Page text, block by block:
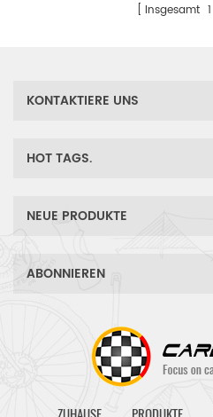
Insgesamt 1
KONTAKTIERE UNS
HOT TAGS.
NEUE PRODUKTE
ABONNIEREN